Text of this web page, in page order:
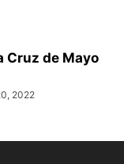
Cruz de Mayo
2022